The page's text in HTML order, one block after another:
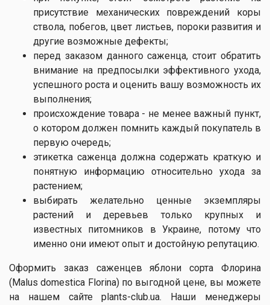
присутствие механических повреждений коры
ствола, побегов, цвет листьев, пороки развития и
другие возможные дефекты;
перед заказом данного саженца, стоит обратить
внимание на предпосылки эффективного ухода,
успешного роста и оценить вашу возможность их
выполнения;
происхождение товара - не менее важный пункт,
о котором должен помнить каждый покупатель в
первую очередь;
этикетка саженца должна содержать краткую и
понятную информацию относительно ухода за
растением;
выбирать желательно ценные экземпляры
растений и деревьев только крупных и
известных питомников в Украине, потому что
именно они имеют опыт и достойную репутацию.
Оформить заказ саженцев яблони сорта Флорина
(Malus domestica Florina) по выгодной цене, вы можете
на нашем сайте plants-club.ua. Наши менеджеры